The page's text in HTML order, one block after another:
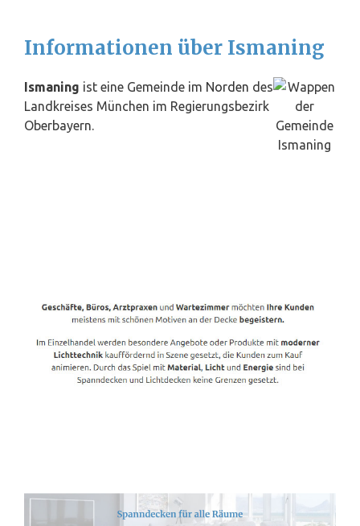
Informationen über Ismaning
Ismaning ist eine Gemeinde im Norden des
Landkreises München im Regierungsbezirk
Oberbayern.